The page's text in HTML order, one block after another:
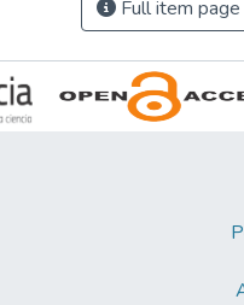
Full item page